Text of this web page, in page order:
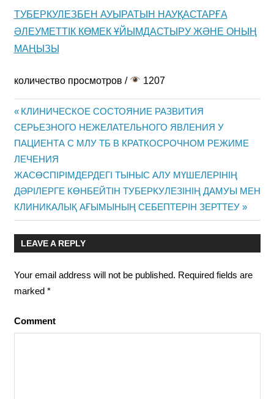
ТУБЕРКУЛЕЗБЕН АУЫРАТЫН НАУҚАСТАРҒА
ӘЛЕУМЕТТІК КӨМЕК ҰЙЫМДАСТЫРУ ЖӘНЕ ОНЫҢ
МАҢЫЗЫ
количество просмотров / 1207
Post
navigation
Previous
Post:
КЛИНИЧЕСКОЕ СОСТОЯНИЕ РАЗВИТИЯ
СЕРЬЕЗНОГО НЕЖЕЛАТЕЛЬНОГО ЯВЛЕНИЯ У
ПАЦИЕНТА С МЛУ ТБ В КРАТКОСРОЧНОМ РЕЖИМЕ
ЛЕЧЕНИЯ
Next
Post:
ЖАСӨСПІРІМДЕРДЕГІ ТЫНЫС АЛУ МҮШЕЛЕРІНІҢ
ДӘРІЛЕРГЕ КӨНБЕЙТІН ТУБЕРКУЛЕЗІНІҢ ДАМУЫ МЕН
КЛИНИКАЛЫҚ АҒЫМЫНЫҢ СЕБЕПТЕРІН ЗЕРТТЕУ
LEAVE A REPLY
Your email address will not be published. Required fields are
marked *
Comment